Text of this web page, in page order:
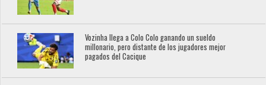
Vozinha llega a Colo Colo ganando un sueldo
millonario, pero distante de los jugadores mejor
pagados del Cacique